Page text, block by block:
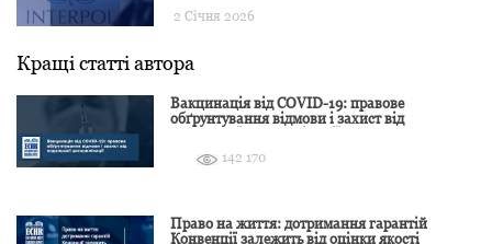
2 Січня 2026
Кращі статті автора
Вакцинація від COVID-19: правове
обґрунтування відмови і захист від
142 170
Право на життя: дотримання гарантій
Конвенції залежить від оцінки якості